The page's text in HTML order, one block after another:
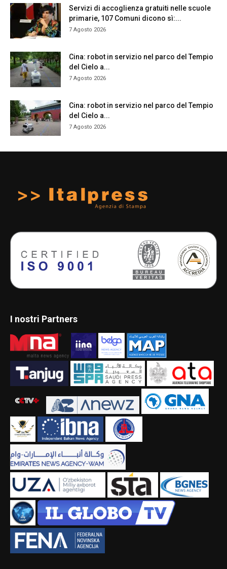
Servizi di accoglienza gratuiti nelle scuole
primarie, 107 Comuni dicono sì:...
7 Agosto 2026
Cina: robot in servizio nel parco del Tempio
del Cielo a...
7 Agosto 2026
Cina: robot in servizio nel parco del Tempio
del Cielo a...
7 Agosto 2026
I nostri Partners